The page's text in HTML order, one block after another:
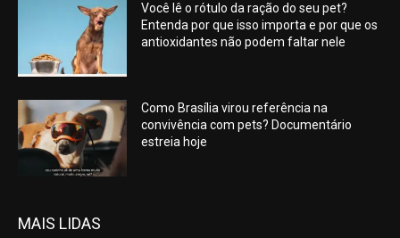
Você lê o rótulo da ração do seu pet?
Entenda por que isso importa e por que os
antioxidantes não podem faltar nele
Como Brasília virou referência na
convivência com pets? Documentário
estreia hoje
MAIS LIDAS